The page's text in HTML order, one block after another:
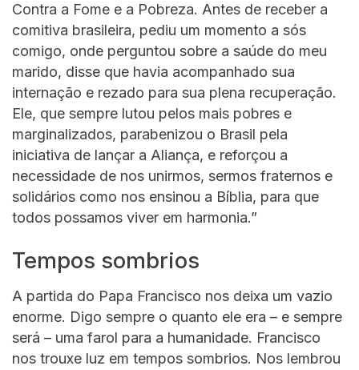
Contra a Fome e a Pobreza. Antes de receber a
comitiva brasileira, pediu um momento a sós
comigo, onde perguntou sobre a saúde do meu
marido, disse que havia acompanhado sua
internação e rezado para sua plena recuperação.
Ele, que sempre lutou pelos mais pobres e
marginalizados, parabenizou o Brasil pela
iniciativa de lançar a Aliança, e reforçou a
necessidade de nos unirmos, sermos fraternos e
solidários como nos ensinou a Bíblia, para que
todos possamos viver em harmonia.”
Tempos sombrios
A partida do Papa Francisco nos deixa um vazio
enorme. Digo sempre o quanto ele era – e sempre
será – uma farol para a humanidade. Francisco
nos trouxe luz em tempos sombrios. Nos lembrou